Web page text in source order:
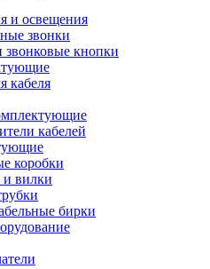
и освещения
звонки
кнопки
кабеля
кабелей
коробки
вилки
бирки